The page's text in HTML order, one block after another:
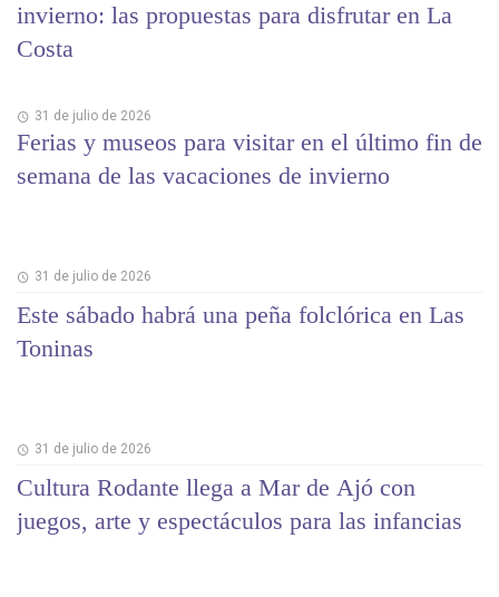
invierno: las propuestas para disfrutar en La
Costa
31 de julio de 2026
Ferias y museos para visitar en el último fin de
semana de las vacaciones de invierno
31 de julio de 2026
Este sábado habrá una peña folclórica en Las
Toninas
31 de julio de 2026
Cultura Rodante llega a Mar de Ajó con
juegos, arte y espectáculos para las infancias